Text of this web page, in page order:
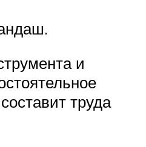
и
труда